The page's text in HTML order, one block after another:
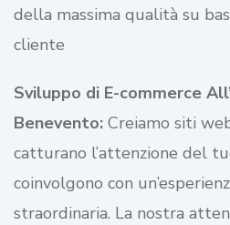
della massima qualità su
cliente
Sviluppo di E-commerce
Benevento: Creiamo siti
catturano l’attenzione del
coinvolgono con
straordinaria. La nostra